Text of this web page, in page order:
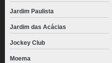
Jardim Paulista
Jardim das Acácias
Jockey Club
Moema